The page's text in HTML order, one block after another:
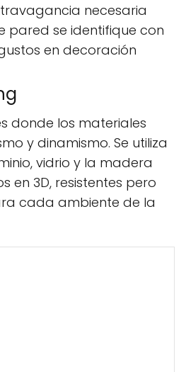
necesaria
pared se identifique con
en decoración
donde los materiales
y dinamismo. Se utiliza
vidrio y la madera
en 3D, resistentes pero
cada ambiente de la